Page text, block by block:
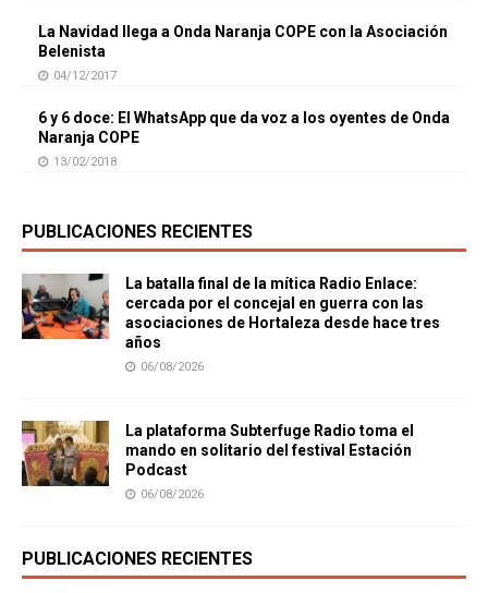
La Navidad llega a Onda Naranja COPE con la Asociación
Belenista
04/12/2017
6 y 6 doce: El WhatsApp que da voz a los oyentes de Onda
Naranja COPE
13/02/2018
PUBLICACIONES RECIENTES
La batalla final de la mítica Radio Enlace:
cercada por el concejal en guerra con las
asociaciones de Hortaleza desde hace tres
años
06/08/2026
La plataforma Subterfuge Radio toma el
mando en solitario del festival Estación
Podcast
06/08/2026
PUBLICACIONES RECIENTES